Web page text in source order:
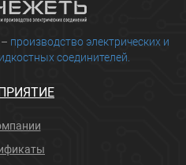
производство электрических и
соединителей.